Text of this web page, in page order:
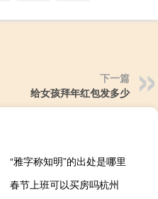
下一篇
给女孩拜年红包发多少
“雅字称知明”的出处是哪里
春节上班可以买房吗杭州